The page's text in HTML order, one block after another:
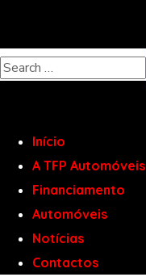
Início
A TFP Automóveis
Financiamento
Automóveis
Notícias
Contactos